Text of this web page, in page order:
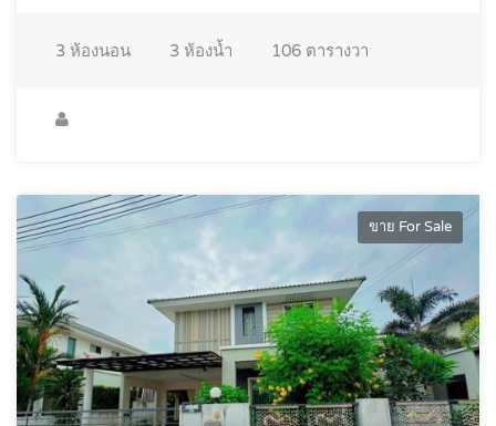
3 ห้องนอน 3 ห้องน้ำ 106 ตารางวา
ขาย For Sale